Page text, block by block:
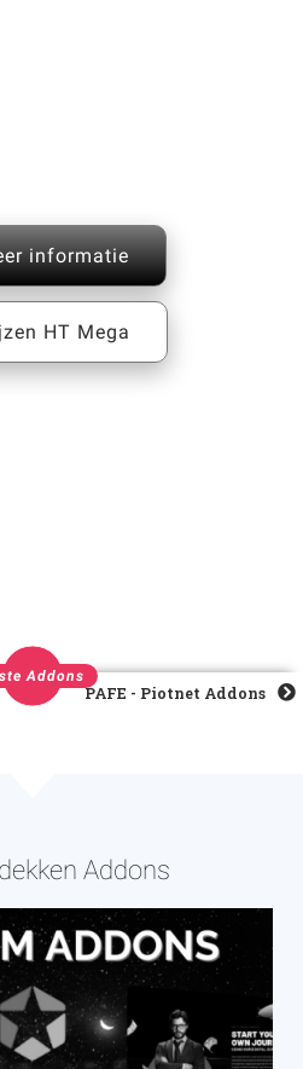
informatie
HT Mega
Addons
PAFE - Piotnet Addons
Addons